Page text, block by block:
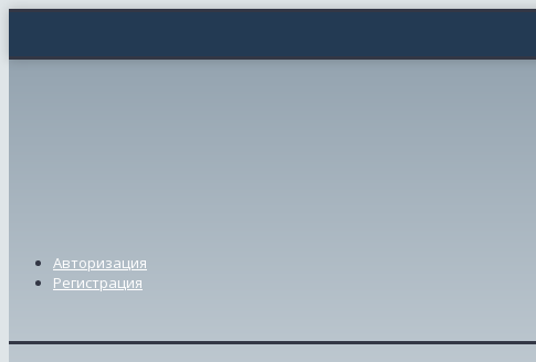
Авторизация
Регистрация